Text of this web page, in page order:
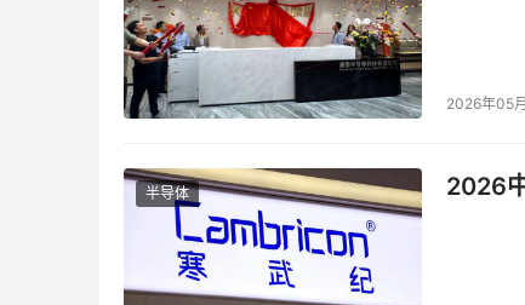
一度电与AI算力之间，由此建立了直接的价值
洁能源的提供者，而升维为智能时代不可替代
吐转化，最终汇入全球数字生态，成为持续流
然而，这一闭环的意义如果仅止于发电侧的优
从孤例到架构：可复制的“能力供给”
“乌江睿算”所实现的闭环，是中国华电集团“
2026年05
半导体 2026